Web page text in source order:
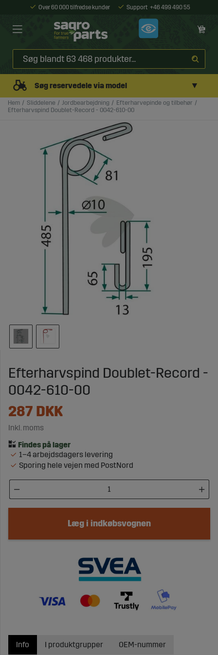
Over 60 000 tilfredse kunder Support +46 499 490 55
Søg reservedele via model ▼
Hem Sliddelene Jordbearbejdning
Efterharvepinde og tilbehør
Efterharvspind Doublet-Record - 0042-610-00
Efterharvspind Doublet-Record -
0042-610-00
287 DKK
Inkl. moms
1–4 arbejdsdagers levering
Sporing hele vejen med PostNord
Læg i indkøbsvognen
Info I produktgrupper OEM-nummer